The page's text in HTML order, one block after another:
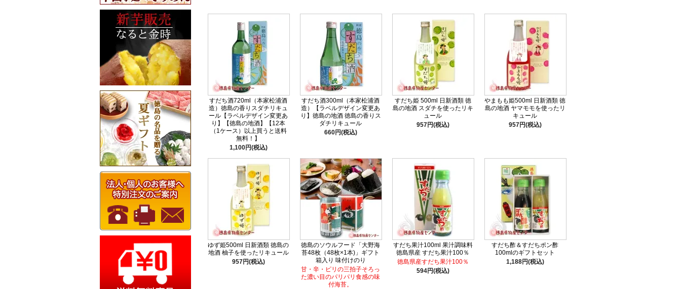
すだち酒720ml（本家松浦酒
造）徳島の香りスダチリキュ
ール【ラベルデザイン変更あ
り】【徳島の地酒】【12本
（1ケース）以上買うと送料
無料！】
1,100円(税込)
すだち酒300ml（本家松浦酒
造）【ラベルデザイン変更あ
り】徳島の地酒 徳島の香りス
ダチリキュール
660円(税込)
すだち姫 500ml 日新酒類 徳
島の地酒 スダチを使ったリキ
ュール
957円(税込)
やまもも姫500ml 日新酒類 徳
島の地酒 ヤマモモを使ったリ
キュール
957円(税込)
ゆず姫500ml 日新酒類 徳島の
地酒 柚子を使ったリキュール
957円(税込)
徳島のソウルフード「大野海
苔48枚（48枚×1本)」ギフト
箱入り 味付けのり
甘・辛・ピリの三拍子そろっ
た濃い目のパリパリ食感の味
付海苔。
すだち果汁100ml 果汁調味料
徳島県産 すだち果汁100％
徳島県産すだち果汁100％
594円(税込)
すだち酢＆すだちポン酢
100mlのギフトセット
1,188円(税込)